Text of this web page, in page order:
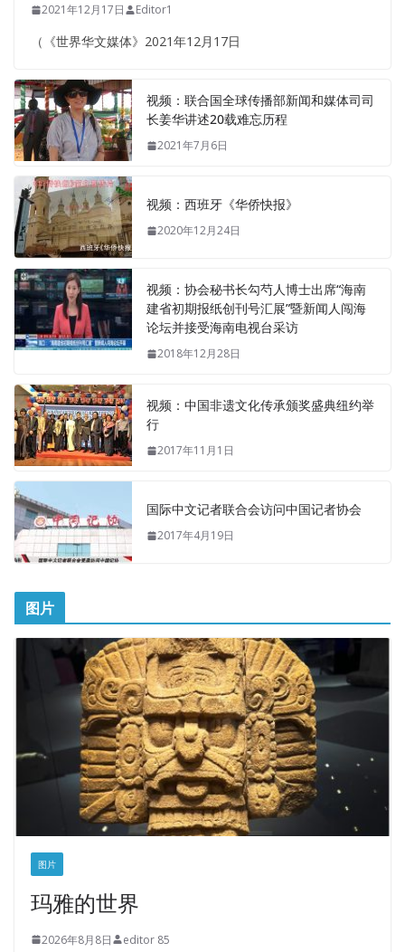
2021年12月17日 Editor1
（《世界华文媒体》2021年12月17日
视频：联合国全球传播部新闻和媒体司司
长姜华讲述20载难忘历程
2021年7月6日
视频：西班牙《华侨快报》
2020年12月24日
视频：协会秘书长勾芍人博士出席“海南
建省初期报纸创刊号汇展”暨新闻人闯海
论坛并接受海南电视台采访
2018年12月28日
视频：中国非遗文化传承颁奖盛典纽约举
行
2017年11月1日
国际中文记者联合会访问中国记者协会
2017年4月19日
图片
图片
玛雅的世界
2026年8月8日 editor 85